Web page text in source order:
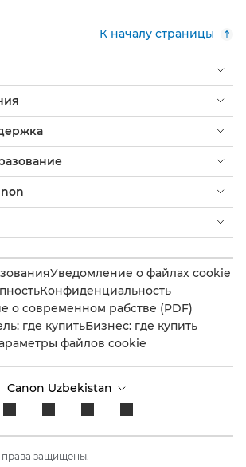
К началу страницы
Уведомление о файлах cookie
Конфиденциальность
о современном рабстве (PDF)
где купитьБизнес: где купить
файлов cookie
Canon Uzbekistan
защищены.